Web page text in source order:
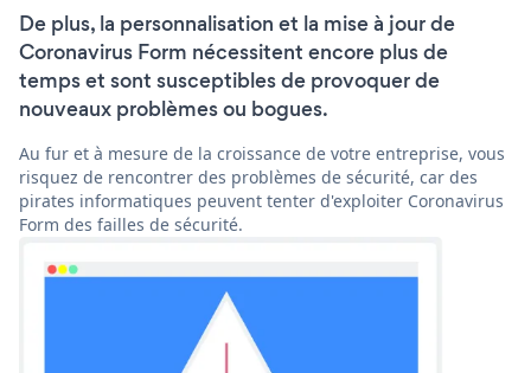
De plus, la personnalisation et la mise à jour de
Coronavirus Form nécessitent encore plus de
temps et sont susceptibles de provoquer de
nouveaux problèmes ou bogues.
Au fur et à mesure de la croissance de votre entreprise, vous
risquez de rencontrer des problèmes de sécurité, car des
pirates informatiques peuvent tenter d'exploiter Coronavirus
Form des failles de sécurité.